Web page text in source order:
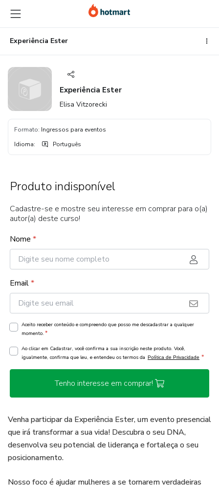
para
o
conteúdo
principal
para
o
pagamento
para
o
rodapé
Experiência Ester
Experiência Ester
Elisa Vitzorecki
Formato: Ingressos para eventos
Idioma: Português
Produto indisponível
Cadastre-se e mostre seu interesse em comprar para o(a)
autor(a) deste curso!
Nome *
Email*
Aceito receber conteúdo e compreendo que posso me descadastrar a qualquer
momento. *
Ao clicar em Cadastrar, você confirma a sua inscrição neste produto. Você,
igualmente, confirma que leu, e entendeu os termos da Política de Privacidade *
Tenho interesse em comprar!
Venha participar da Experiência Ester, um evento presencial
que irá transformar a sua vida! Descubra o seu DNA,
desenvolva seu potencial de liderança e fortaleça o seu
posicionamento.
Nosso foco é ajudar mulheres a se tornarem verdadeiras